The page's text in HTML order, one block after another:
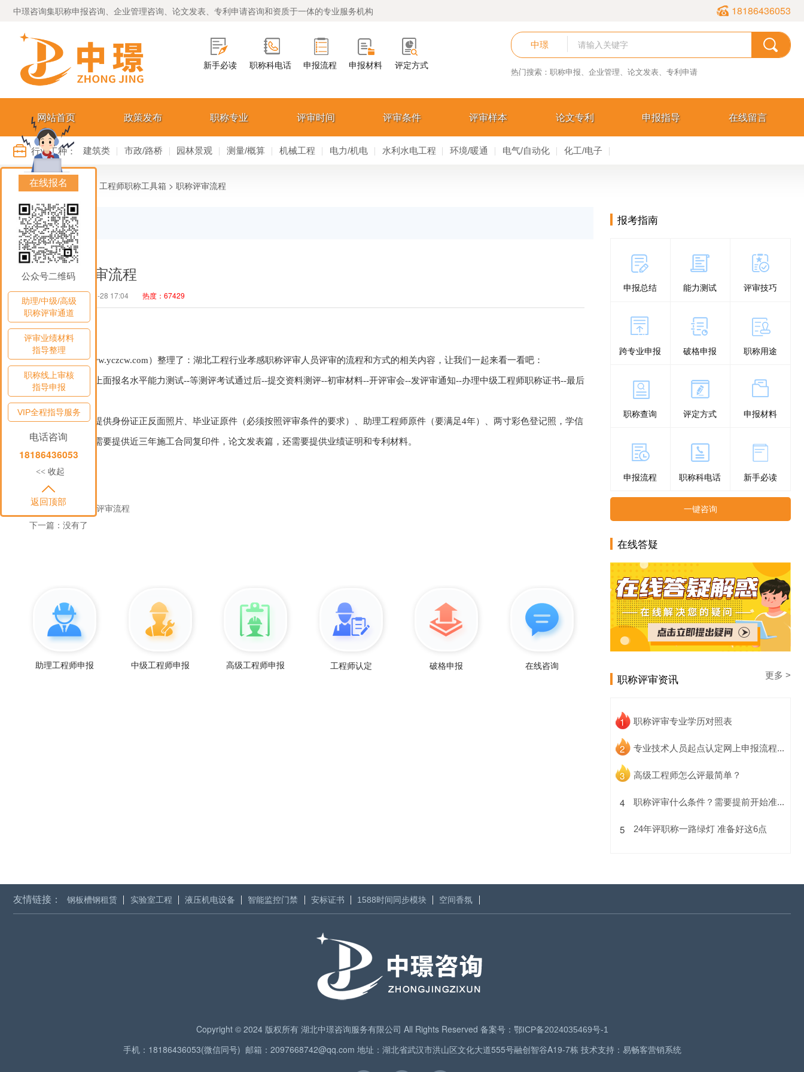
中璟咨询集职称申报咨询、企业管理咨询、论文发表、专利申请咨询和资质于一体的专业服务机构 18186436053
新手必读 职称科电话 申报流程 申报材料 评定方式
中璟
热门搜索：职称申报、企业管理、论文发表、专利申请
网站首页 政策发布 职称专业 评审时间 评审条件 评审样本 论文专利 申报指导 在线留言
行业工种： 建筑类 市政/路桥 园林景观 测量/概算 机械工程 电力/机电 水利水电工程 环境/暖通 电气/自动化 化工/电子
您的位置： 工程师职称工具箱 > 职称评审流程
报考指南
申报总结 能力测试 评审技巧
跨专业申报 破格申报 职称用途
职称查询 评定方式 申报材料
申报流程 职称科电话 新手必读
一键咨询
在线答疑
职称评审资讯 更多 >
1 职称评审专业学历对照表
2 专业技术人员起点认定网上申报流程...
3 高级工程师怎么评最简单？
4 职称评审什么条件？需要提前开始准...
5 24年评职称一路绿灯 准备好这6点
职称评审流程
孝感职称评审流程
作者：admin 2024-02-28 17:04 热度：67429
中璟管理咨询（www.yczcw.com）整理了：湖北工程行业孝感职称评审人员评审的流程和方式的相关内容，让我们一起来看一看吧：
先要在考试院官网上面报名水平能力测试--等测评考试通过后--提交资料测评--初审材料--开评审会--发评审通知--办理中级工程师职称证书--最后
清退材料。
中级职称申报需要提供身份证正反面照片、毕业证原件（必须按照评审条件的要求）、助理工程师原件（要满足4年）、两寸彩色登记照，学信
网学历备案表。还需要提供近三年施工合同复印件，论文发表篇，还需要提供业绩证明和专利材料。
上一篇：襄阳职称评审流程
下一篇：没有了
助理工程师申报 中级工程师申报 高级工程师申报 工程师认定 破格申报 在线咨询
友情链接： 钢板槽钢租赁 实验室工程 液压机电设备 智能监控门禁 安标证书 1588时间同步模块 空间香氛
Copyright © 2024 版权所有 湖北中璟咨询服务有限公司 All Rights Reserved 备案号： 鄂ICP备2024035469号-1
手机：18186436053(微信同号) 邮箱：2097668742@qq.com 地址：湖北省武汉市洪山区文化大道555号融创智谷A19-7栋 技术支持： 易畅客营销系统
在线报名
公众号二维码
助理/中级/高级
职称评审通道
评审业绩材料
指导整理
职称线上审核
指导申报
VIP全程指导服务
电话咨询
18186436053
<< 收起
返回顶部